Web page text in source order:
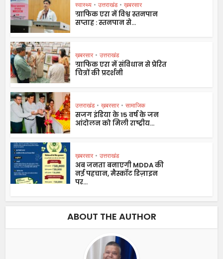
स्वास्थ्य • उत्तराखंड • ख़बरसार
ग्राफिक एरा में विश्व स्तनपान
सप्ताह : स्तनपान से...
ख़बरसार • उत्तराखंड
ग्राफिक एरा में संविधान से प्रेरित
चित्रों की प्रदर्शनी
उत्तराखंड • ख़बरसार • सामाजिक
सजग इंडिया के 15 वर्ष के जन
आंदोलन को मिली राष्ट्रीय...
ख़बरसार • उत्तराखंड
अब जनता बनाएगी MDDA की
नई पहचान, मैस्कॉट डिज़ाइन
पर...
ABOUT THE AUTHOR